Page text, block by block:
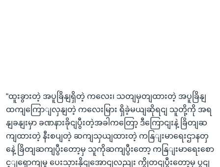
“ထူးခွားတဲ့ အပူခြိနျရှိတဲ့ ကလေး၊ သတျမှတျထားတဲ့ အပူခြိနျ
ထကျကြောျလှနျတဲ့ ကလေးမြား ရှိခဲ့မယျဆိုရငျ သူတို့ကို အရ
နျခနျးမှာ ခဏနားခိုငျပွီးတဲ့အခါကတြော့ ဒီကြောငျးနဲ့ ခြိတျဆ
ကျထားတဲ့ နီးစပျတဲ့ ဆကျသှယျထားတဲ့ ကနြျးမာရေးဌာနတှ
နေဲ့ ခြိတျဆကျပွီးတော့မှ သူကိုဆကျပွီးတော့ ကနြျးမာရေးစော
င့ျရှောကျမှု ပေးသှားနိုငျအောငျလညျး ကွိုတငျပွီးတော့မှ ပွငျ